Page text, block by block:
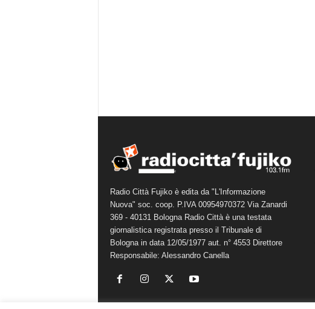
Radio Città Fujiko è edita da "L'Informazione
Nuova" soc. coop. P.IVA 00954970372 Via Zanardi
369 - 40131 Bologna Radio Città è una testata
giornalistica registrata presso il Tribunale di
Bologna in data 12/05/1977 aut. n° 4553 Direttore
Responsabile: Alessandro Canella